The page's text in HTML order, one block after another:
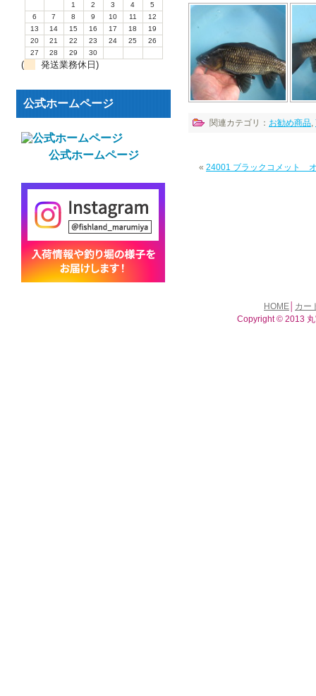
1
2 3 4
5
6
7 8 9 10 11
12
13
14 15 16 17 18
19
20
21 22 23 24 25
26
27
28 29 30
( 発送業務休日)
公式ホームページ
公式ホームページ
関連カテゴリ： お勧め商品,
« 24001 ブラックコメット
HOME
カー
Copyright © 2013